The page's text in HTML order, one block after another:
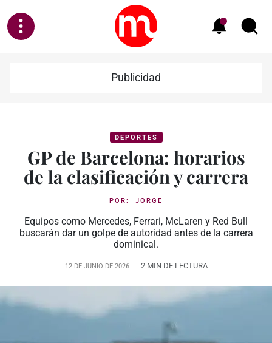
Publicidad
DEPORTES
GP de Barcelona: horarios
de la clasificación y carrera
POR: JORGE
Equipos como Mercedes, Ferrari, McLaren y Red Bull
buscarán dar un golpe de autoridad antes de la carrera
dominical.
12 DE JUNIO DE 2026 2 MIN DE LECTURA